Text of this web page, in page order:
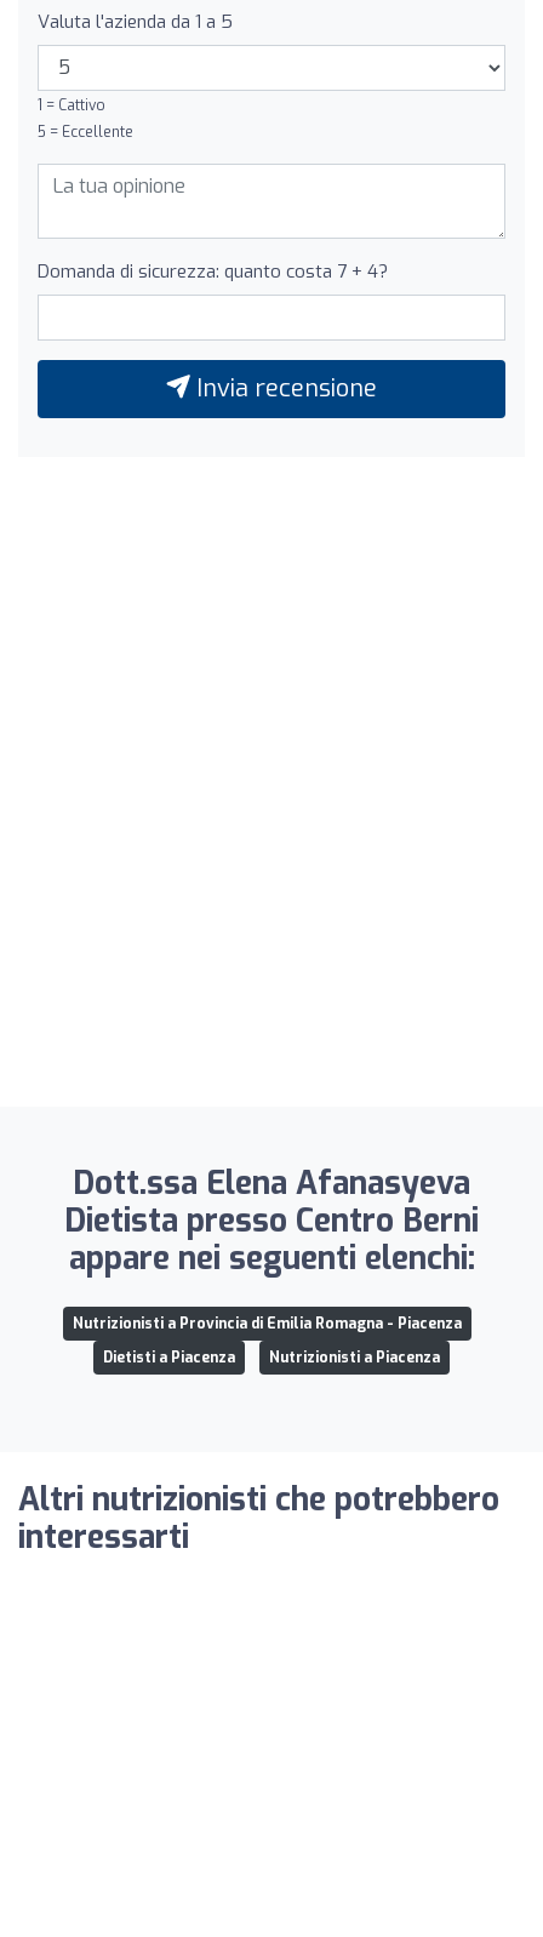
Valuta l'azienda da 1 a 5
1 = Cattivo
5 = Eccellente
Domanda di sicurezza: quanto costa 7 + 4?
Invia recensione
Dott.ssa Elena Afanasyeva
Dietista presso Centro Berni
appare nei seguenti elenchi:
Nutrizionisti a Provincia di Emilia Romagna - Piacenza
Dietisti a Piacenza
Nutrizionisti a Piacenza
Altri nutrizionisti che potrebbero
interessarti